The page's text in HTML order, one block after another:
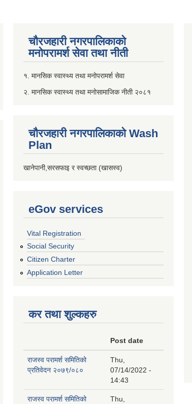
चौरजहारी नगरपालिकाको
मनोपरामर्श सेवा तथा नीती
१. मानसिक स्वास्थ्य तथा मनोपरामर्श सेवा
२. मानसिक स्वास्थ्य तथा मनोसामाजिक नीती २०८१
चौरजहारी नगरपालिकाको Wash
Plan
खानेपानी,सरसफाइ र स्वच्छता (खासस्व)
eGov services
Vital Registration
Social Security
Citizen Charter
Application Letter
कर तथा शुल्कहरु
Post date
राजस्व परामर्श समितिको
प्रतिवेदन २०७९/०८०
Thu,
07/14/2022 -
14:43
राजस्व परामर्श समितिको
Thu,